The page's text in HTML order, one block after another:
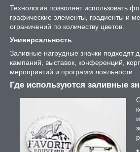
Технология позволяет использовать
графические элементы, градиенты и
ограничений по количеству цветов.
Универсальность
Заливные нагрудные значки подходят
кампаний, выставок, конференций,
мероприятий и программ лояльности.
Где используются заливные